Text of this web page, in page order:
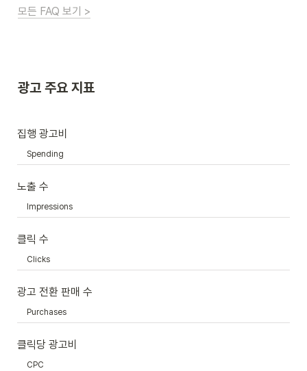
모든 FAQ 보기 >
광고 주요 지표
집행 광고비
Spending
노출 수
Impressions
클릭 수
Clicks
광고 전환 판매 수
Purchases
클릭당 광고비
CPC